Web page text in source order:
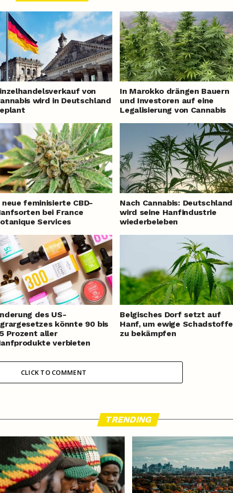
von
wird in Deutschland
In Marokko drängen Bauern
und Investoren auf eine
Legalisierung von Cannabis
neue feminisierte CBD-
bei France
Services
Nach Cannabis: Deutschland
wird seine Hanfindustrie
wiederbeleben
des US-
könnte 90 bis
Prozent aller
verbieten
Belgisches Dorf setzt auf
Hanf, um ewige Schadstoffe
zu bekämpfen
CLICK TO COMMENT
TRENDING